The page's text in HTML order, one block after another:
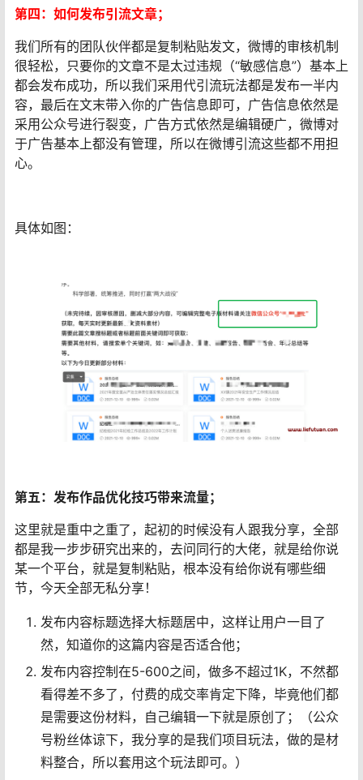
第四：如何发布引流文章；
我们所有的团队伙伴都是复制粘贴发文，微博的审核机制
很轻松，只要你的文章不是太过违规（“敏感信息”）基本上
都会发布成功，所以我们采用代引流玩法都是发布一半内
容，最后在文末带入你的广告信息即可，广告信息依然是
采用公众号进行裂变，广告方式依然是编辑硬广，微博对
于广告基本上都没有管理，所以在微博引流这些都不用担
心。
具体如图：
第五：发布作品优化技巧带来流量；
这里就是重中之重了，起初的时候没有人跟我分享，全部
都是我一步步研究出来的，去问同行的大佬，就是给你说
某一个平台，就是复制粘贴，根本没有给你说有哪些细
节，今天全部无私分享！
发布内容标题选择大标题居中，这样让用户一目了
然，知道你的这篇内容是否适合他；
发布内容控制在5-600之间，做多不超过1K，不然都
看得差不多了，付费的成交率肯定下降，毕竟他们都
是需要这份材料，自己编辑一下就是原创了；（公众
号粉丝体谅下，我分享的是我们项目玩法，做的是材
料整合，所以套用这个玩法即可。）